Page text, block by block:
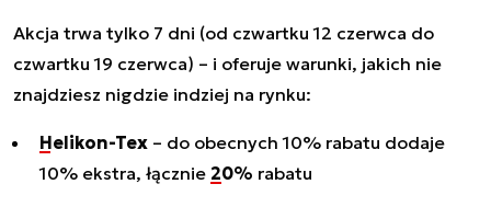
Akcja trwa tylko 7 dni (od czwartku 12 czerwca do
czwartku 19 czerwca) – i oferuje warunki, jakich nie
znajdziesz nigdzie indziej na rynku:
Helikon-Tex – do obecnych 10% rabatu dodaje
10% ekstra, łącznie 20% rabatu